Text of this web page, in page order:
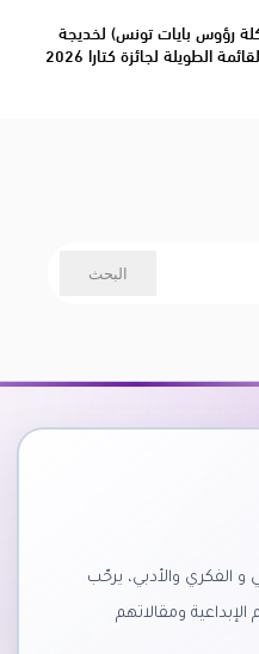
رؤوس بايات تونس) لخديجة
الطويلة لجائزة كتارا 2026
الفكري والأدبي، يرحّب
ومقالاتهم